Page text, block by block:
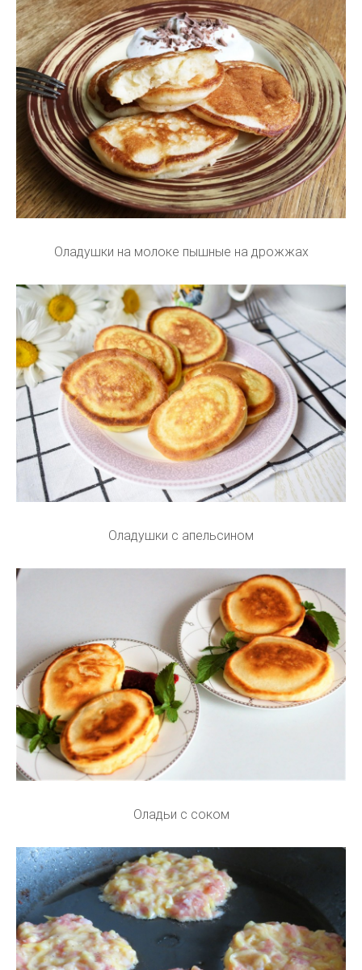
Оладушки на молоке пышные на дрожжах
Оладушки с апельсином
Оладьи с соком